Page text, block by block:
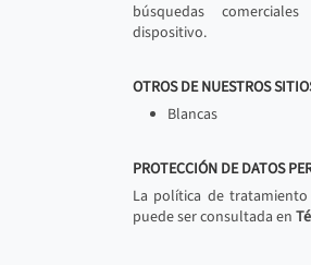
búsquedas
dispositivo.
OTROS DE NUESTROS
Blancas
PROTECCIÓN DE DATOS
La política de
puede ser consultada en